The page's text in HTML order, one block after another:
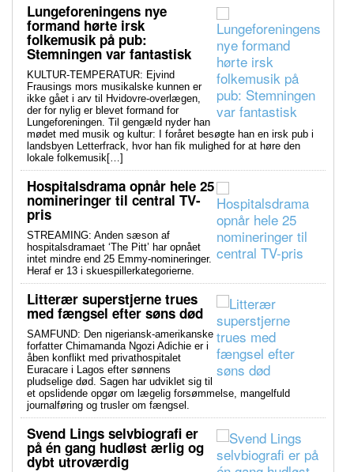
Lungeforeningens nye
formand hørte irsk
folkemusik på pub:
Stemningen var fantastisk
KULTUR-TEMPERATUR: Ejvind
Frausings mors musikalske kunnen er
ikke gået i arv til Hvidovre-overlægen,
der for nylig er blevet formand for
Lungeforeningen. Til gengæld nyder han
mødet med musik og kultur: I foråret besøgte han en irsk pub i
landsbyen Letterfrack, hvor han fik mulighed for at høre den
lokale folkemusik[…]
Hospitalsdrama opnår hele 25
nomineringer til central TV-
pris
STREAMING: Anden sæson af
hospitalsdramaet ‘The Pitt’ har opnået
intet mindre end 25 Emmy-nomineringer.
Heraf er 13 i skuespillerkategorierne.
Litterær superstjerne trues
med fængsel efter søns død
SAMFUND: Den nigeriansk-amerikanske
forfatter Chimamanda Ngozi Adichie er i
åben konflikt med privathospitalet
Euracare i Lagos efter sønnens
pludselige død. Sagen har udviklet sig til
et opslidende opgør om lægelig forsømmelse, mangelfuld
journalføring og trusler om fængsel.
Svend Lings selvbiografi er
på én gang hudløst ærlig og
dybt utroværdig